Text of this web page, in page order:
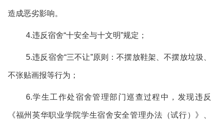
造成恶劣影响。
4.违反宿舍“十安全与十文明”规定；
5.违反宿舍“三不让”原则：不摆放鞋架、不摆放垃圾、
不张贴画报等行为；
6.学生工作处宿舍管理部门巡查过程中，发现违反
《福州英华职业学院学生宿舍安全管理办法（试行）》、